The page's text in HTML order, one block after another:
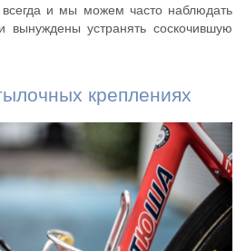
и мы можем часто наблюдать
вынуждены устранять соскочившую
креплениях